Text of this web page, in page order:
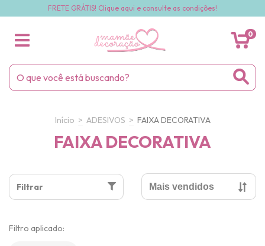
FRETE GRÁTIS! Clique aqui e consulte as condições!
0
Início > ADESIVOS > FAIXA DECORATIVA
FAIXA DECORATIVA
Filtrar
Filtro aplicado: